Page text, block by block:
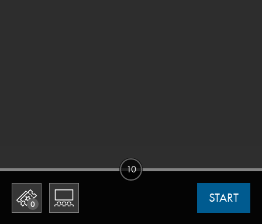
0 START
10